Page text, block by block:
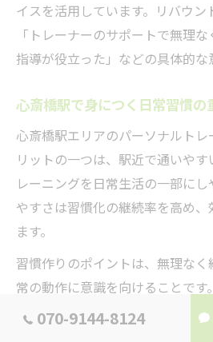
イスを活用しています。リバウン
「トレーナーのサポートで無理
指導が役立った」などの具体的な
心斎橋駅で身につく日常習慣の
心斎橋駅エリアのパーソナルト
リットの一つは、駅近で通いや
レーニングを日常生活の一部に
やすさは習慣化の継続率を高め、
ます。
習慣作りのポイントは、無理なく
常の動作に意識を向けることで
物の際に駅周辺を歩くことで自然
070-9144-8124